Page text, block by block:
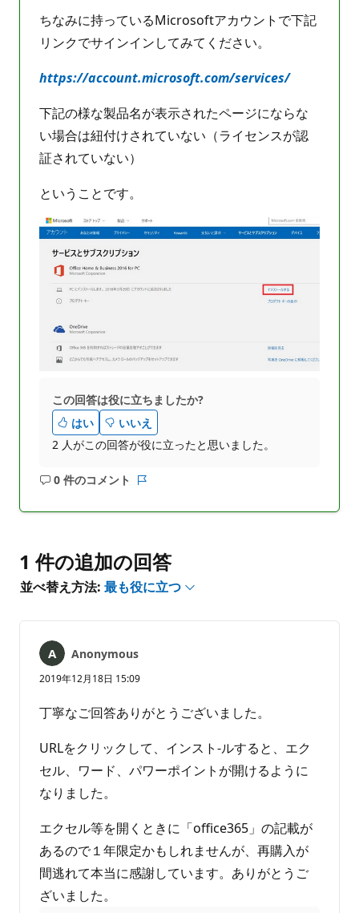
ちなみに持っているMicrosoftアカウントで下記
リンクでサインインしてみてください。
https://account.microsoft.com/services/
下記の様な製品名が表示されたページにならな
い場合は紐付けされていない（ライセンスが認
証されていない）
ということです。
この回答は役に立ちましたか?
はい
いいえ
2 人がこの回答が役に立ったと思いました。
0 件のコメント
コ
は
あ
り
せ
1 件の追加の回答
並べ替え方法: 最も役に立つ
Anonymous
2019年12月18日 15:09
丁寧なご回答ありがとうございました。
URLをクリックして、インスト-ルすると、エク
セル、ワード、パワーポイントが開けるように
なりました。
エクセル等を開くときに「office365」の記載が
あるので１年限定かもしれませんが、再購入が
間逃れて本当に感謝しています。ありがとうご
ざいました。